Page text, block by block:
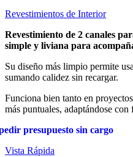
Revestimientos de Interior
Revestimiento de 2 canales
simple y liviana para
Su diseño más limpio permite
sumando calidez sin recargar.
Funciona bien tanto en
más puntuales, adaptándose con
presupuesto sin cargo
Vista Rápida